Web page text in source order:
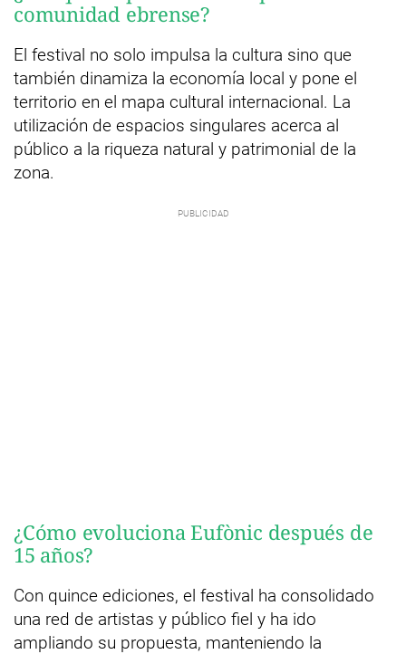
comunidad ebrense?
El festival no solo impulsa la cultura sino que
también dinamiza la economía local y pone el
territorio en el mapa cultural internacional. La
utilización de espacios singulares acerca al
público a la riqueza natural y patrimonial de la
zona.
¿Cómo evoluciona Eufònic después de
15 años?
Con quince ediciones, el festival ha consolidado
una red de artistas y público fiel y ha ido
ampliando su propuesta, manteniendo la